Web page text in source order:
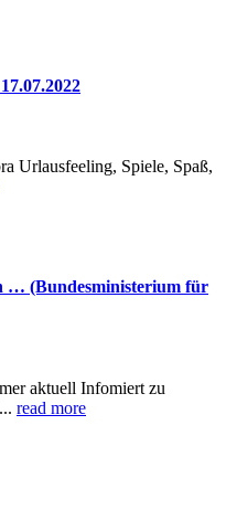
Urlausfeeling, Spiele, Spaß,
… (Bundesministerium für
aktuell Infomiert zu
read more